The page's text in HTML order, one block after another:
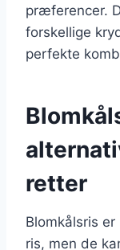
præferencer.
forskellige
perfekte
retter
Blomkålsris
ris, men de